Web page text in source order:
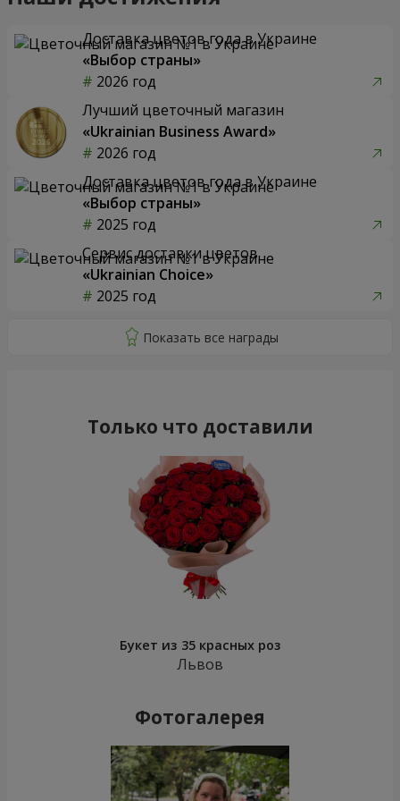
Доставка цветов года в Украине
«Выбор страны»
2026 год
Лучший цветочный магазин
«Ukrainian Business Award»
2026 год
Доставка цветов года в Украине
«Выбор страны»
2025 год
Сервис доставки цветов
«Ukrainian Choice»
2025 год
Только что доставили
Букет из 35 красных роз
Львов
Фотогалерея